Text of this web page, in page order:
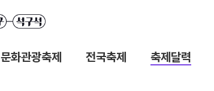
문화관광축제 전국축제 축제달력